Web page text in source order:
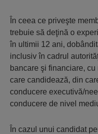
În ceea ce priveşte
trebuie să deţină o
în ultimii 12 ani,
inclusiv în cadrul
bancare şi financiare,
care candidează, din
conducere executivă/
conducere de nivel
În cazul unui candidat